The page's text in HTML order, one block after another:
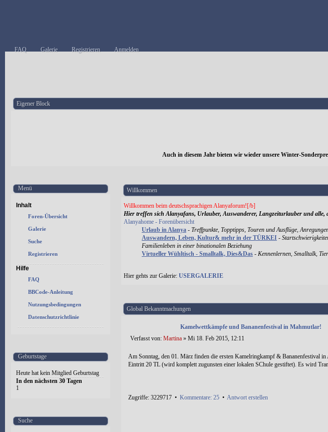
FAQ Galerie Registrieren Anmelden
Eigener Block
Auch in diesem Jahr bieten wir wieder unsere Winter-
Menü
Inhalt
Foren-Übersicht
Galerie
Suche
Registrieren
Hilfe
FAQ
BBCode-Anleitung
Nutzungsbedingungen
Datenschutzrichtlinie
Geburtstage
Heute hat kein Mitglied Geburtstag
In den nächsten 30 Tagen
1
Suche
Willkommen
Willkommen beim deutschsprachigen Alanyaforum![/b]
Hier treffen sich Alanyafans, Urlauber, Auswanderer, Langzeiturlauber und alle,
Alanyahome - Forenübersicht
Urlaub in Alanya - Treffpunkte, Topptipps, Touren und Ausflüge,
Auswandern, Leben, Kultur& mehr in der TÜRKEI -
Familienleben in einer binationalen Beziehung
Virtueller Wühltisch - Smalltalk, Dies&Das - Kennenlernen, Smalltalk,
Hier gehts zur Galerie: USERGALERIE
Global Bekanntmachungen
Kamelwettkämpfe und Bananenfestival in Mahmutlar!
Verfasst von: Martina » Mi 18. Feb 2015, 12:11
Am Sonntag, den 01. März finden die ersten Kamelringkampf & Bananenfestival in
Eintritt 20 TL (wird komplett zugunsten einer lokalen SChule gestiftet). Es wird
Zugriffe: 3229717 • Kommentare: 25 • Antwort erstellen